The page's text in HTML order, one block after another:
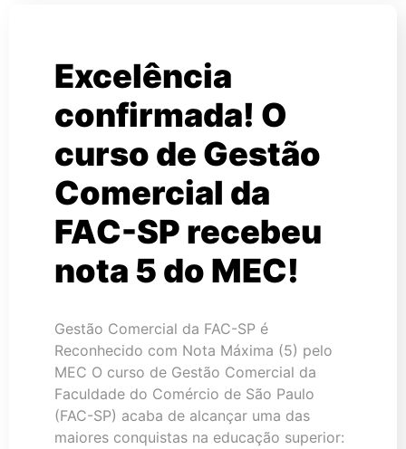
Excelência
confirmada! O
curso de Gestão
Comercial da
FAC-SP recebeu
nota 5 do MEC!
Gestão Comercial da FAC-SP é
Reconhecido com Nota Máxima (5) pelo
MEC O curso de Gestão Comercial da
Faculdade do Comércio de São Paulo
(FAC-SP) acaba de alcançar uma das
maiores conquistas na educação superior: